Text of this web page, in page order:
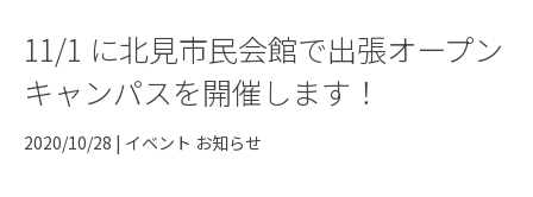
11/1 に北見市民会館で出張オープン
キャンパスを開催します！
2020/10/28 | イベント お知らせ